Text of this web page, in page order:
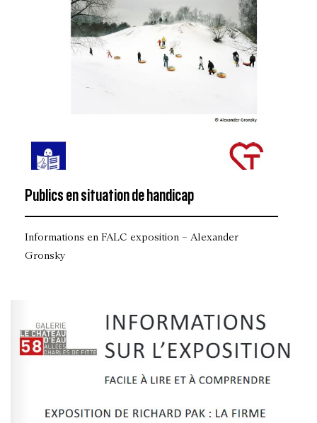
Informations en FALC exposition – Alexander
Gronsky
Publics en situation de handicap